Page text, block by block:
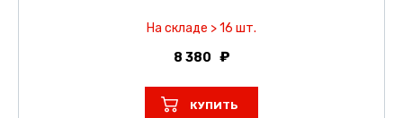
На складе > 16 шт.
8 380
КУПИТЬ